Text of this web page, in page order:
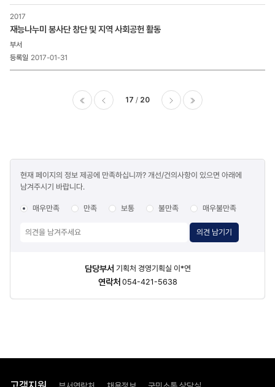
2017
재능나누미 봉사단 창단 및 지역 사회공헌 활동
2017-01-31
17 20
만족도
조사
현재 페이지의 정보 제공에 만족하십니까? 개선/건의사항이 있으면 아래에
남겨주시기 바랍니다.
매우만족 만족 보통 불만족 매우불만족
의견 남기기
담당부서 기획처 경영기획실 이*연
연락처 054-421-5638